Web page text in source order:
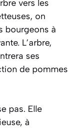
vers les
on
bourgeons à
L’arbre,
ses
de pommes
pas. Elle
à